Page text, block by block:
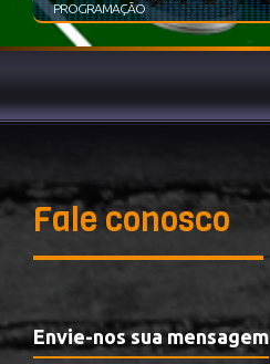
PROGRAMAÇÃO
Fale conosco
Envie-nos sua mensagem